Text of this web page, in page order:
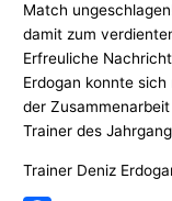
Match
damit zum
Erfreuliche
Erdogan konnte
der
Trainer des
Trainer Deniz